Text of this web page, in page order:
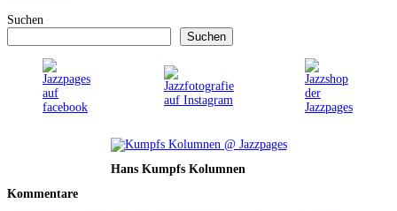
Suchen
Suchen
Hans Kumpfs Kolumnen
Kommentare